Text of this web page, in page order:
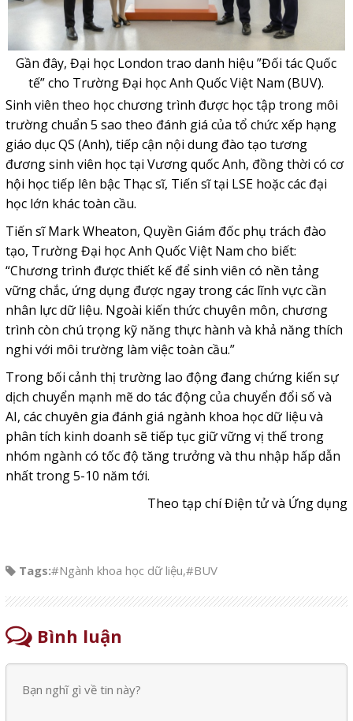
Gần đây, Đại học London trao danh hiệu ”Đối tác Quốc
tế” cho Trường Đại học Anh Quốc Việt Nam (BUV).
Sinh viên theo học chương trình được học tập trong môi
trường chuẩn 5 sao theo đánh giá của tổ chức xếp hạng
giáo dục QS (Anh), tiếp cận nội dung đào tạo tương
đương sinh viên học tại Vương quốc Anh, đồng thời có cơ
hội học tiếp lên bậc Thạc sĩ, Tiến sĩ tại LSE hoặc các đại
học lớn khác toàn cầu.
Tiến sĩ Mark Wheaton, Quyền Giám đốc phụ trách đào
tạo, Trường Đại học Anh Quốc Việt Nam cho biết:
“Chương trình được thiết kế để sinh viên có nền tảng
vững chắc, ứng dụng được ngay trong các lĩnh vực cần
nhân lực dữ liệu. Ngoài kiến thức chuyên môn, chương
trình còn chú trọng kỹ năng thực hành và khả năng thích
nghi với môi trường làm việc toàn cầu.”
Trong bối cảnh thị trường lao động đang chứng kiến sự
dịch chuyển mạnh mẽ do tác động của chuyển đổi số và
AI, các chuyên gia đánh giá ngành khoa học dữ liệu và
phân tích kinh doanh sẽ tiếp tục giữ vững vị thế trong
nhóm ngành có tốc độ tăng trưởng và thu nhập hấp dẫn
nhất trong 5-10 năm tới.
Theo tạp chí Điện tử và Ứng dụng
Tags:#Ngành khoa học dữ liệu,#BUV
Bình luận